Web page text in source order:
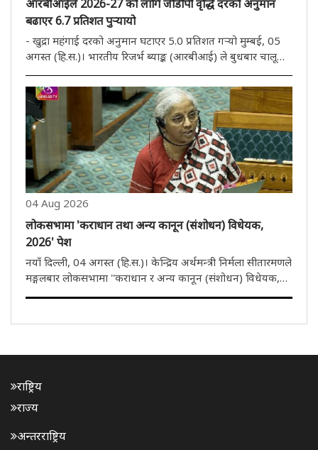
आरबीआईले 2026-27 को लागि जीडीपी वृद्धि दरको अनुमान
बढाएर 6.7 प्रतिशत पुऱ्यायो
- खुद्रा महंगाई दरको अनुमान घटाएर 5.0 प्रतिशत गऱ्यो मुम्बई, 05
अगस्त (हि.स.)। भारतीय रिजर्भ ब्याङ्क (आरबीआई) ले बुधबार चालू
अनुमान बढाएर 6.7 प्रतिशत पुऱ्याएको छ भने खुद्रा मुद्रास्फीति
घटाएर..
04 Aug 2026
लोकसभामा 'कराधान तथा अन्य कानून (संशोधन) विधेयक,
2026' पेश
नयाँ दिल्ली, 04 अगस्त (हि.स.)। केन्द्रिय अर्थमन्त्री निर्मला सीतारमणले
मङ्गलबार लोकसभामा ''कराधान र अन्य कानून (संशोधन) विधेयक,
राष्ट्रिय
राज्य
अन्तरराष्ट्रिय